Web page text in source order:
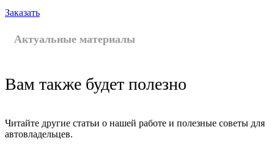
Заказать
Актуальные материалы
Вам также будет полезно
Читайте другие статьи о нашей работе и полезные советы для
автовладельцев.